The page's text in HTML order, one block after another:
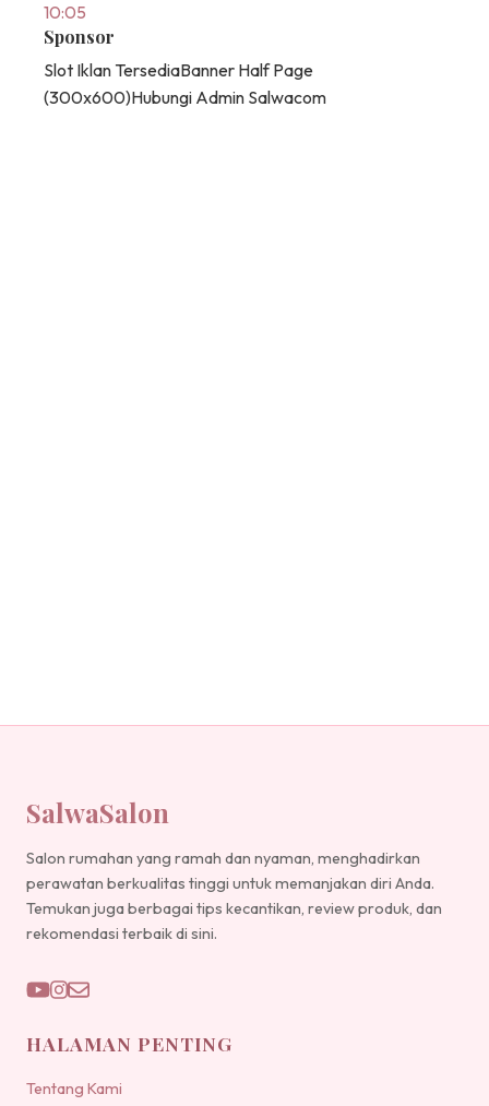
10:05
Sponsor
Slot Iklan TersediaBanner Half Page
(300x600)Hubungi Admin Salwacom
SalwaSalon
Salon rumahan yang ramah dan nyaman, menghadirkan
perawatan berkualitas tinggi untuk memanjakan diri Anda.
Temukan juga berbagai tips kecantikan, review produk, dan
rekomendasi terbaik di sini.
HALAMAN PENTING
Tentang Kami